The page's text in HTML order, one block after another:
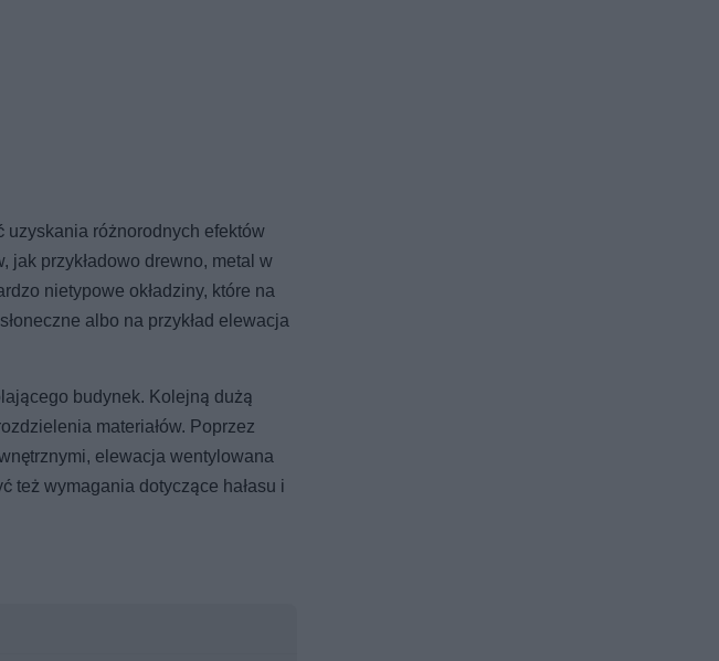
różnorodnych efektów
jak przykładowo drewno, metal w
nietypowe okładziny, które na
albo na przykład elewacja
budynek. Kolejną dużą
materiałów. Poprzez
elewacja wentylowana
też wymagania dotyczące hałasu i